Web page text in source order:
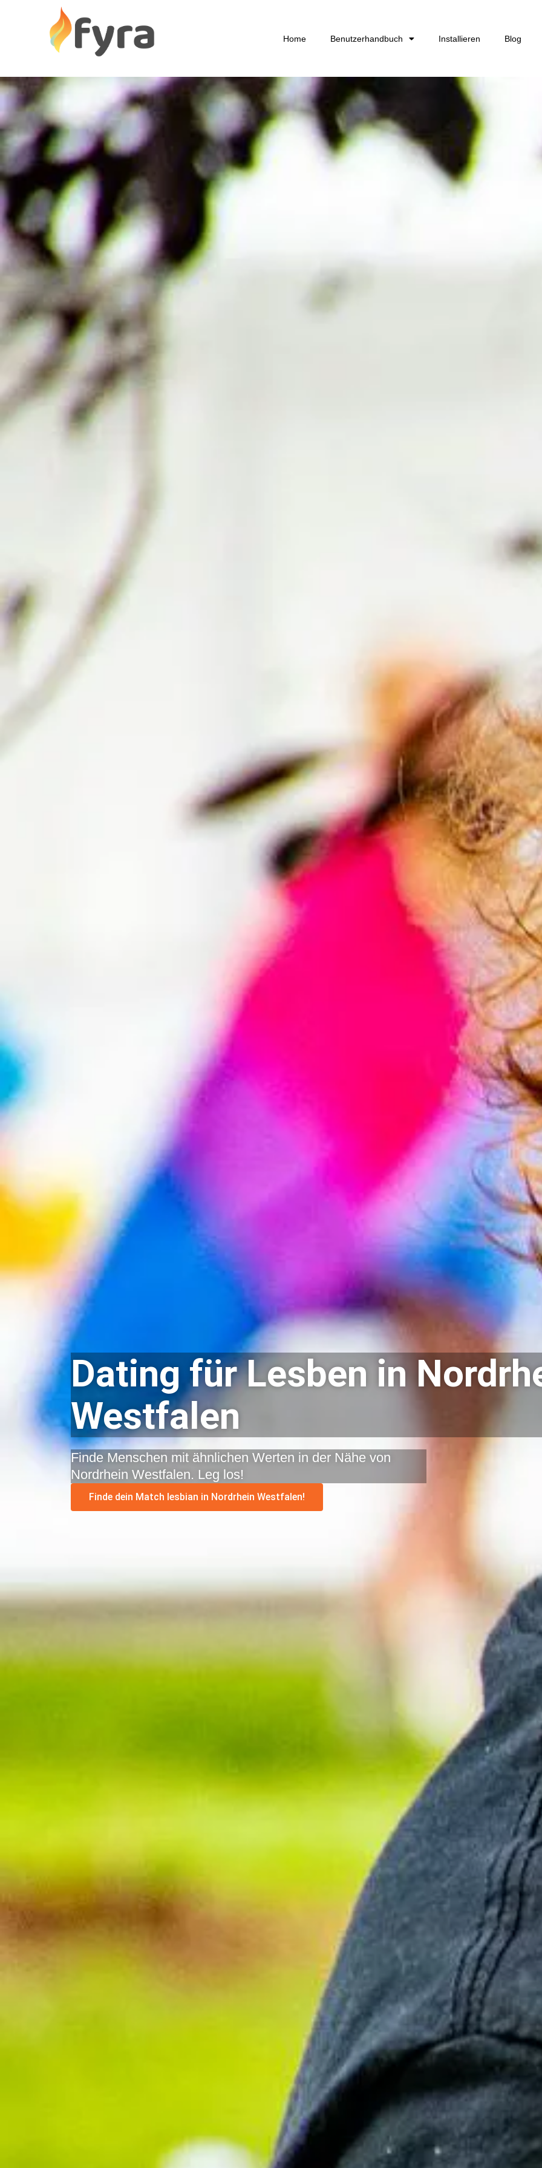
Home Benutzerhandbuch Installieren Blog
Dating für Lesben in
Westfalen
Finde Menschen mit ähnlichen Werten in der Nähe von
Nordrhein Westfalen. Leg los!
Finde dein Match lesbian in Nordrhein Westfalen!